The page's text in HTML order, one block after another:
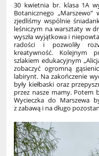
30 kwietnia br. klasa 1A
Botanicznego
zjedliśmy wspólnie
leśniczym na warsztaty w
wyszła wyjątkowa i
radości i pozwoliły
kreatywność. Kolejnym
szlakiem edukacyjnym
zobaczyć ogromną
labirynt. Na zakończenie
były kiełbaski oraz
przez nasze mamy. Potem
Wycieczka do Marszewa
z zabawą i na długo